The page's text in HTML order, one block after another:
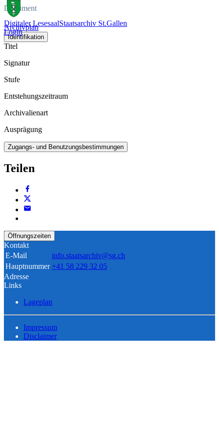
Digitaler LesesaalStaatsarchiv St.Gallen
Login
Dokument
Archivplan
Identifikation
Titel
Signatur
Stufe
Entstehungszeitraum
Archivalienart
Ausprägung
Zugangs- und Benutzungsbestimmungen
Teilen
Öffnungszeiten
Kontakt
E-Mail
info.staatsarchiv@sg.ch
Hauptnummer +41 58 229 32 05
Adresse
Links
Lageplan
Impressum
Disclaimer